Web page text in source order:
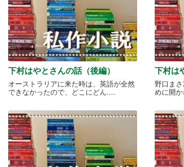
下村はやとさんの話（後編）
オーストラリアに来た時は、英語が全然
できなかったので、どこにどん.....
下村は
野口ま
めに開